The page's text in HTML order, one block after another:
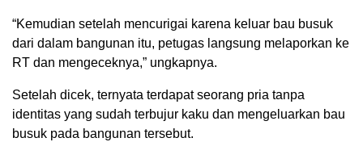
“Kemudian setelah mencurigai karena keluar bau busuk
dari dalam bangunan itu, petugas langsung melaporkan ke
RT dan mengeceknya,” ungkapnya.
Setelah dicek, ternyata terdapat seorang pria tanpa
identitas yang sudah terbujur kaku dan mengeluarkan bau
busuk pada bangunan tersebut.